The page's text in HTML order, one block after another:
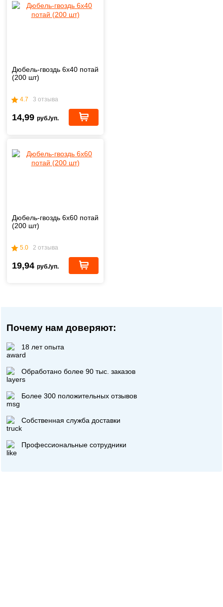
Дюбель-гвоздь 6х40 потай
(200 шт)
4.7 3 отзыва
14,99 руб./уп.
Дюбель-гвоздь 6х60 потай
(200 шт)
5.0 2 отзыва
19,94 руб./уп.
Почему нам доверяют:
18 лет опыта
Обработано более 90 тыс. заказов
Более 300 положительных отзывов
Собственная служба доставки
Профессиональные сотрудники